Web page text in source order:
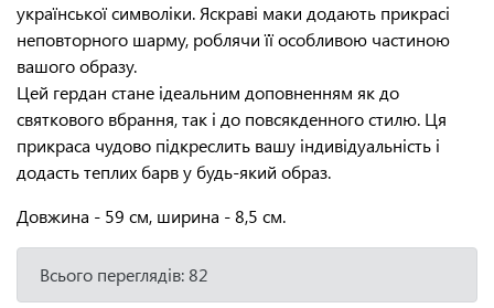
української символіки. Яскраві маки додають прикрасі
неповторного шарму, роблячи її особливою частиною
вашого образу.
Цей гердан стане ідеальним доповненням як до
святкового вбрання, так і до повсякденного стилю. Ця
прикраса чудово підкреслить вашу індивідуальність і
додасть теплих барв у будь-який образ.
Довжина - 59 см, ширина - 8,5 см.
Всього переглядів: 82